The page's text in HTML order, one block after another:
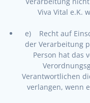
Viva Vital e.K.
e) Recht auf
der Verarbeitung
Person hat das
Verantwortlichen
verlangen, wenn